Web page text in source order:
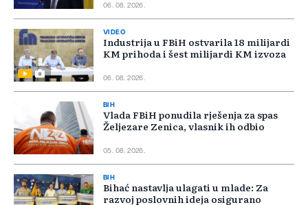
06. 08. 2026.
VIDEO
Industrija u FBiH ostvarila 18 milijardi
KM prihoda i šest milijardi KM izvoza
06. 08. 2026.
BIH
Vlada FBiH ponudila rješenja za spas
Željezare Zenica, vlasnik ih odbio
05. 08. 2026.
BIH
Bihać nastavlja ulagati u mlade: Za
razvoj poslovnih ideja osigurano